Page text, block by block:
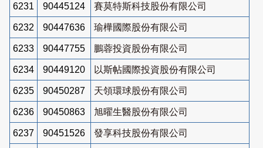
6231 90445124 賽莫特斯科技股份有限公司
6232 90447636 瑜樺國際股份有限公司
6233 90447755 鵬蓉投資股份有限公司
6234 90449120 以斯帖國際投資股份有限公司
6235 90450287 天領環球股份有限公司
6236 90450863 旭曜生醫股份有限公司
6237 90451526 發享科技股份有限公司